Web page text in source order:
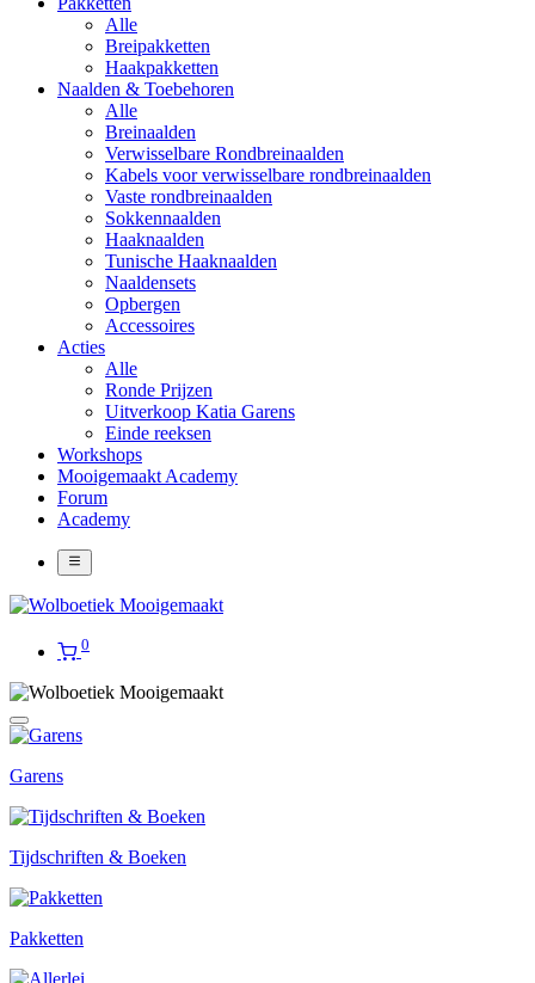
Alle
Breipakketten
Haakpakketten
Naalden & Toebehoren
Alle
Breinaalden
Verwisselbare Rondbreinaalden
Kabels voor verwisselbare rondbreinaalden
Vaste rondbreinaalden
Sokkennaalden
Haaknaalden
Tunische Haaknaalden
Naaldensets
Opbergen
Accessoires
Acties
Alle
Ronde Prijzen
Uitverkoop Katia Garens
Einde reeksen
Workshops
Mooigemaakt Academy
Forum
Academy
0
Garens
Tijdschriften & Boeken
Pakketten